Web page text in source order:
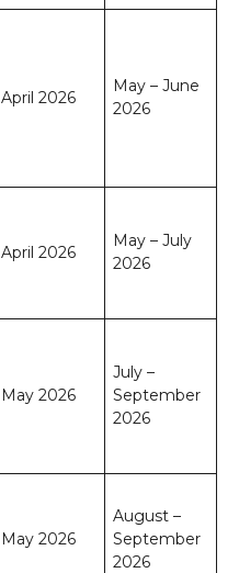
April 2026
May – June
2026
April 2026
May – July
2026
May 2026
July –
September
2026
May 2026
August –
September
2026